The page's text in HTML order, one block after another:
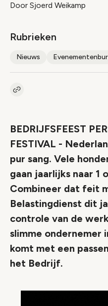
Door Sjoerd Weikamp
Rubrieken
Nieuws
Kopieer link naar artikel
BEDRIJFSFEEST
FESTIVAL -
pur sang. Vele
gaan jaarlijks naar 1
Combineer dat feit
Belastingdienst dit
controle van de
slimme ondernemer
komt met een
het Bedrijf.